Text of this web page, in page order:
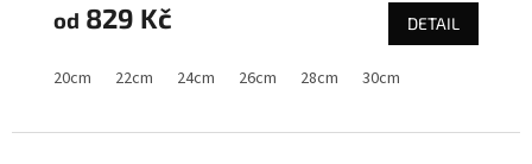
od 829 Kč DETAIL
20cm 22cm 24cm 26cm 28cm 30cm